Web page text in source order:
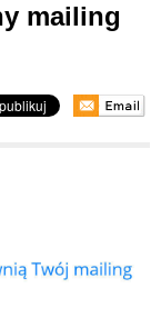
mailing